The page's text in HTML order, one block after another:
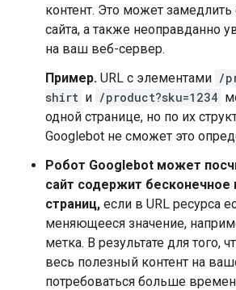
контент. Это может
сайта, а также неоправданно
на ваш веб-сервер.
Пример. URL с элементами /
shirt и /product?sku=1234
одной странице, но по их
Googlebot не сможет это
Робот Googlebot может
сайт содержит бесконечное
страниц, если в URL ресурса
меняющееся значение,
метка. В результате для того,
весь полезный контент на
потребоваться больше